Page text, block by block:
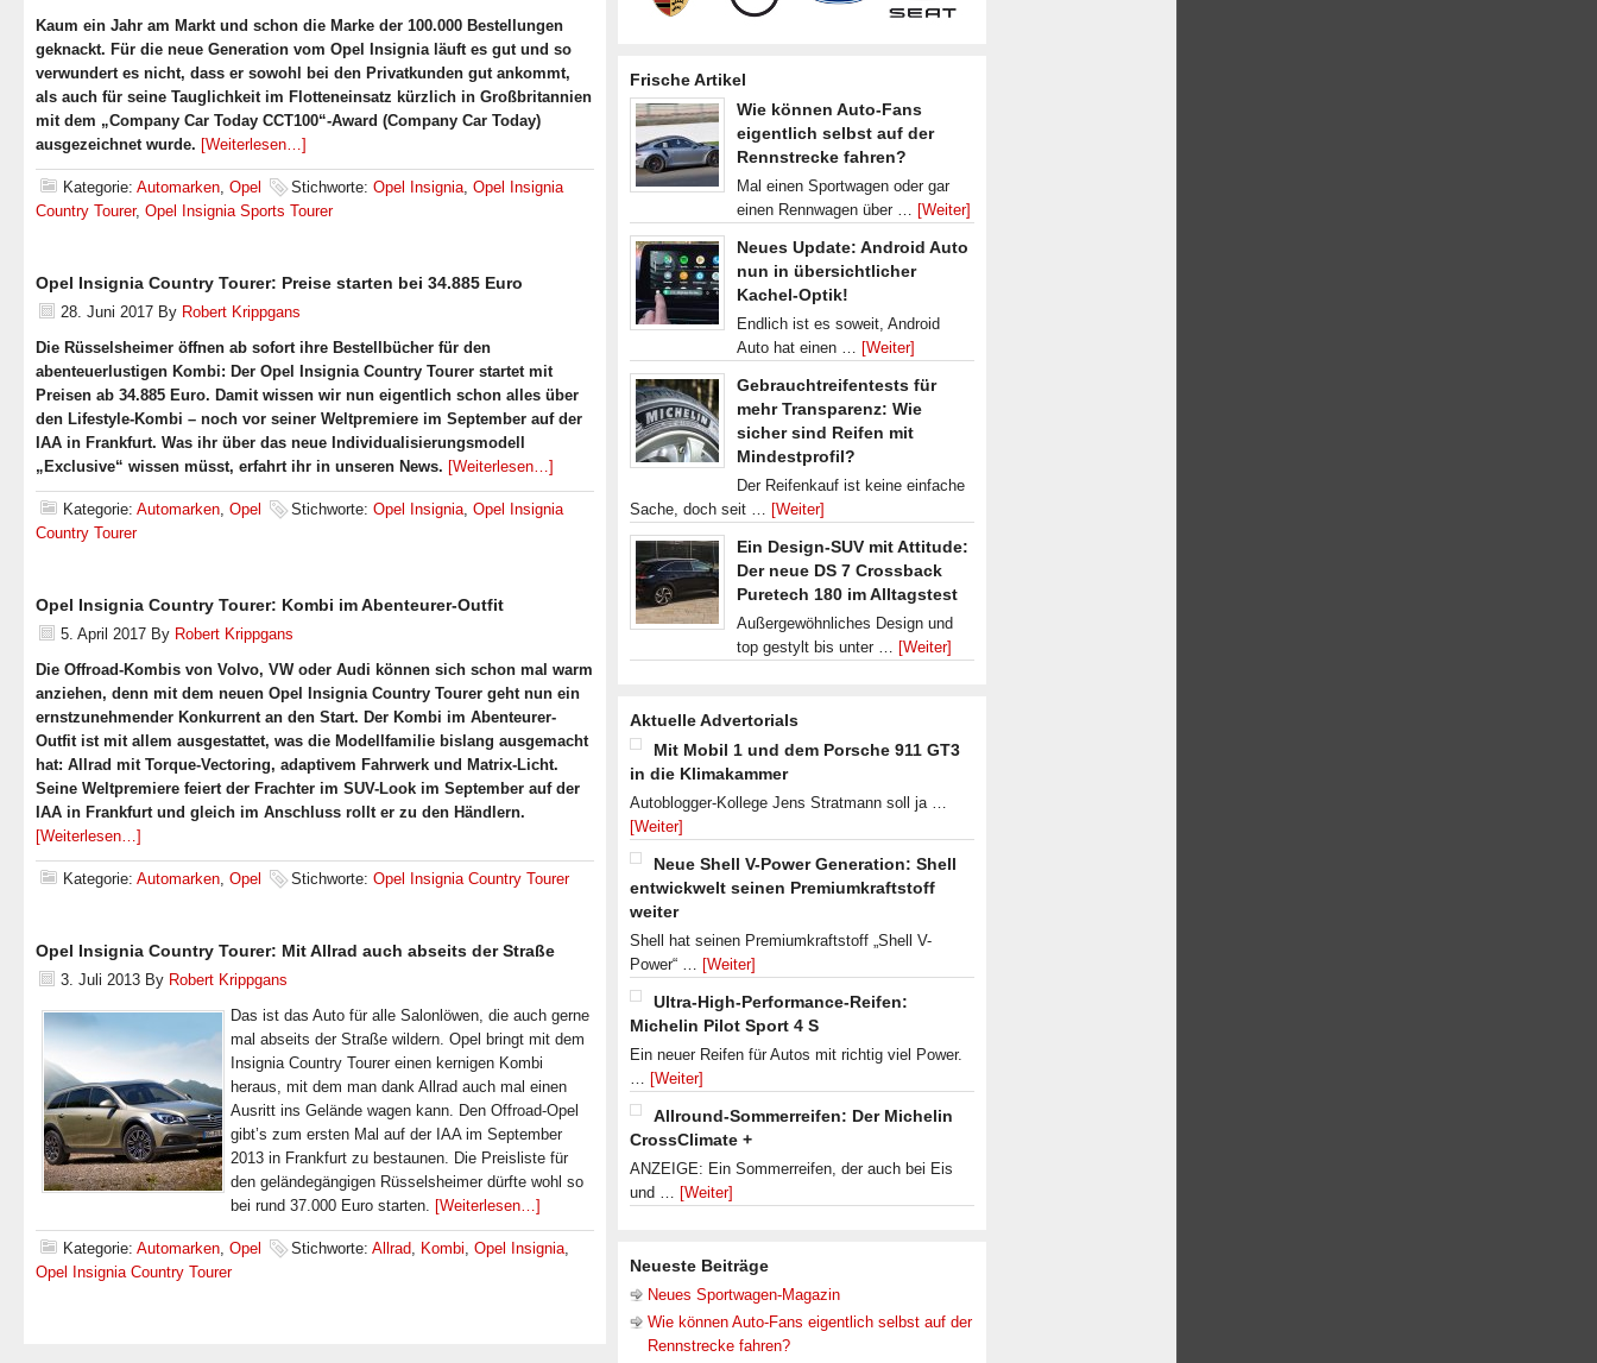
Kaum ein Jahr am Markt und schon die Marke der 100.000 Bestellungen
geknackt. Für die neue Generation vom Opel Insignia läuft es gut und so
verwundert es nicht, dass er sowohl bei den Privatkunden gut ankommt,
als auch für seine Tauglichkeit im Flotteneinsatz kürzlich in Großbritannien
mit dem „Company Car Today CCT100“-Award (Company Car Today)
ausgezeichnet wurde. [Weiterlesen…]
Kategorie: Automarken, Opel Stichworte: Opel Insignia, Opel Insignia
Country Tourer, Opel Insignia Sports Tourer
Opel Insignia Country Tourer: Preise starten bei 34.885 Euro
28. Juni 2017 By Robert Krippgans
Die Rüsselsheimer öffnen ab sofort ihre Bestellbücher für den
abenteuerlustigen Kombi: Der Opel Insignia Country Tourer startet mit
Preisen ab 34.885 Euro. Damit wissen wir nun eigentlich schon alles über
den Lifestyle-Kombi – noch vor seiner Weltpremiere im September auf der
IAA in Frankfurt. Was ihr über das neue Individualisierungsmodell
„Exclusive“ wissen müsst, erfahrt ihr in unseren News. [Weiterlesen…]
Kategorie: Automarken, Opel Stichworte: Opel Insignia, Opel Insignia
Country Tourer
Opel Insignia Country Tourer: Kombi im Abenteurer-Outfit
5. April 2017 By Robert Krippgans
Die Offroad-Kombis von Volvo, VW oder Audi können sich schon mal warm
anziehen, denn mit dem neuen Opel Insignia Country Tourer geht nun ein
ernstzunehmender Konkurrent an den Start. Der Kombi im Abenteurer-
Outfit ist mit allem ausgestattet, was die Modellfamilie bislang ausgemacht
hat: Allrad mit Torque-Vectoring, adaptivem Fahrwerk und Matrix-Licht.
Seine Weltpremiere feiert der Frachter im SUV-Look im September auf der
IAA in Frankfurt und gleich im Anschluss rollt er zu den Händlern.
[Weiterlesen…]
Kategorie: Automarken, Opel Stichworte: Opel Insignia Country Tourer
Opel Insignia Country Tourer: Mit Allrad auch abseits der Straße
3. Juli 2013 By Robert Krippgans
Das ist das Auto für alle Salonlöwen, die auch gerne
mal abseits der Straße wildern. Opel bringt mit dem
Insignia Country Tourer einen kernigen Kombi
heraus, mit dem man dank Allrad auch mal einen
Ausritt ins Gelände wagen kann. Den Offroad-Opel
gibt’s zum ersten Mal auf der IAA im September
2013 in Frankfurt zu bestaunen. Die Preisliste für
den geländegängigen Rüsselsheimer dürfte wohl so
bei rund 37.000 Euro starten. [Weiterlesen…]
Kategorie: Automarken, Opel Stichworte: Allrad, Kombi, Opel Insignia,
Opel Insignia Country Tourer
Frische Artikel
Wie können Auto-Fans
eigentlich selbst auf der
Rennstrecke fahren?
Mal einen Sportwagen oder gar
einen Rennwagen über … [Weiter]
Neues Update: Android Auto
nun in übersichtlicher
Kachel-Optik!
Endlich ist es soweit, Android
Auto hat einen … [Weiter]
Gebrauchtreifentests für
mehr Transparenz: Wie
sicher sind Reifen mit
Mindestprofil?
Der Reifenkauf ist keine einfache
Sache, doch seit … [Weiter]
Ein Design-SUV mit Attitude:
Der neue DS 7 Crossback
Puretech 180 im Alltagstest
Außergewöhnliches Design und
top gestylt bis unter … [Weiter]
Aktuelle Advertorials
Mit Mobil 1 und dem Porsche 911 GT3
in die Klimakammer
Autoblogger-Kollege Jens Stratmann soll ja …
[Weiter]
Neue Shell V-Power Generation: Shell
entwickwelt seinen Premiumkraftstoff
weiter
Shell hat seinen Premiumkraftstoff „Shell V-
Power“ … [Weiter]
Ultra-High-Performance-Reifen:
Michelin Pilot Sport 4 S
Ein neuer Reifen für Autos mit richtig viel Power.
… [Weiter]
Allround-Sommerreifen: Der Michelin
CrossClimate +
ANZEIGE: Ein Sommerreifen, der auch bei Eis
und … [Weiter]
Neueste Beiträge
Neues Sportwagen-Magazin
Wie können Auto-Fans eigentlich selbst auf der
Rennstrecke fahren?